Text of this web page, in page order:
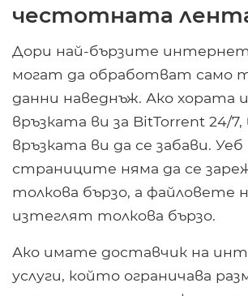
честотната
Дори най-бързите интернет
могат да обработват само
данни наведнъж. Ако хората
връзката ви за BitTorrent 24/
връзката ви да се забави. Уеб
страниците няма да се
толкова бързо, а файловете
изтеглят толкова бързо.
Ако имате доставчик на
услуги, който ограничава